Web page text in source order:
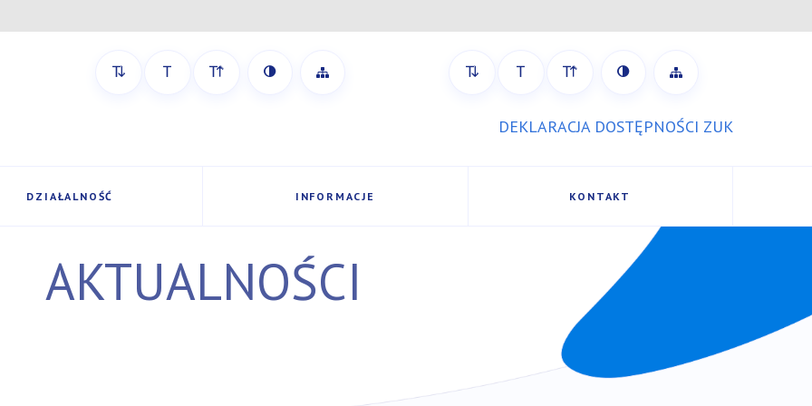
Zobacz mapę strony Zobacz mapę strony
DEKLARACJA DOSTĘPNOŚCI ZUK
DZIAŁALNOŚĆ INFORMACJE KONTAKT
AKTUALNOŚCI